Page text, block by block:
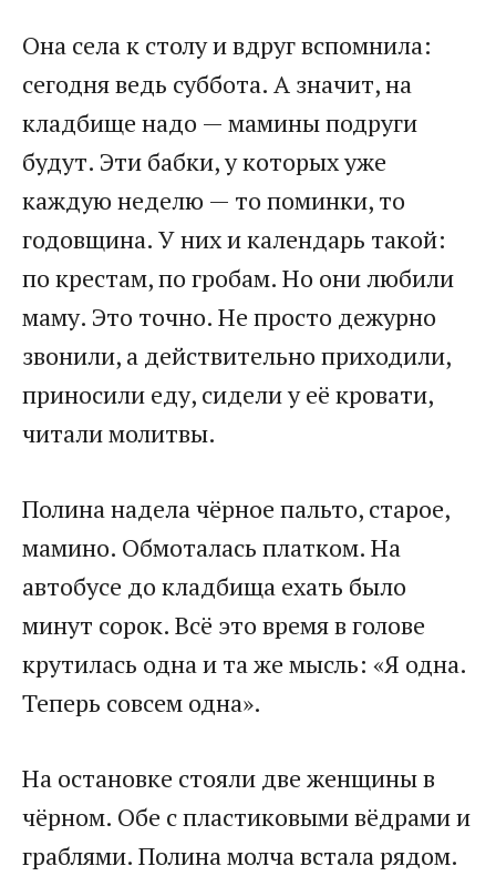
Она села к столу и вдруг вспомнила:
сегодня ведь суббота. А значит, на
кладбище надо — мамины подруги
будут. Эти бабки, у которых уже
каждую неделю — то поминки, то
годовщина. У них и календарь такой:
по крестам, по гробам. Но они любили
маму. Это точно. Не просто дежурно
звонили, а действительно приходили,
приносили еду, сидели у её кровати,
читали молитвы.
Полина надела чёрное пальто, старое,
мамино. Обмоталась платком. На
автобусе до кладбища ехать было
минут сорок. Всё это время в голове
крутилась одна и та же мысль: «Я одна.
Теперь совсем одна».
На остановке стояли две женщины в
чёрном. Обе с пластиковыми вёдрами и
граблями. Полина молча встала рядом.